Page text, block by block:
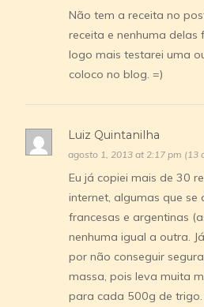
Não tem a receita no
receita e nenhuma delas
logo mais testarei uma
coloco no blog. =)
Luiz Quintanilha
agosto 1, 2013 at 2:17 pm (13
Eu já copiei mais de 30
internet, algumas que se
francesas e argentinas
nenhuma igual a outra.
por não conseguir
massa, pois leva muita
para cada 500g de